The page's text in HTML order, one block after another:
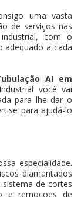
uma vasta
de serviços nas
com o
adequado a cada
AI em
você vai
para lhe dar o
para ajudá-lo
especialidade.
diamantados
de cortes
e remoções de